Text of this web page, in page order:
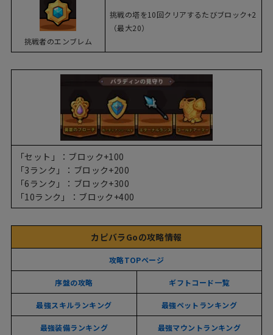
挑戦者のエンブレム
挑戦の塔を10回クリアするたびブロック+2
（最大20）
「セット」：ブロック+100
「3ランク」：ブロック+200
「6ランク」：ブロック+300
「10ランク」：ブロック+400
カピバラGoの攻略情報
攻略TOPページ
序盤の攻略 ギフトコード一覧
最強スキルランキング 最強ペットランキング
最強装備ランキング 最強マウントランキング